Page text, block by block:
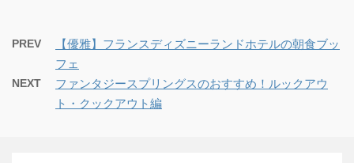
PREV
【優雅】フランスディズニーランドホテルの朝食ブッ
フェ
NEXT
ファンタジースプリングスのおすすめ！ルックアウ
ト・クックアウト編